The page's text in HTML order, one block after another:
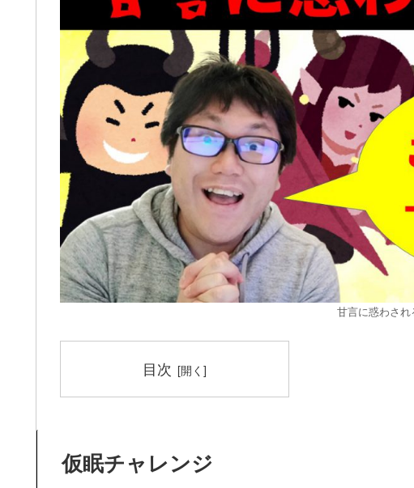
甘言に惑わされ
目次
仮眠チャレンジ